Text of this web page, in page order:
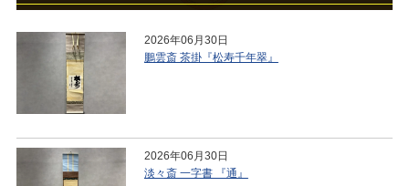
2026年06月30日
鵬雲斎 茶掛『松寿千年翠』
2026年06月30日
淡々斎 一字書 『通』